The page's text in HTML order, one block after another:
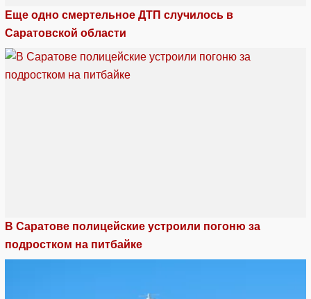
Еще одно смертельное ДТП случилось в
Саратовской области
В Саратове полицейские устроили погоню за
подростком на питбайке